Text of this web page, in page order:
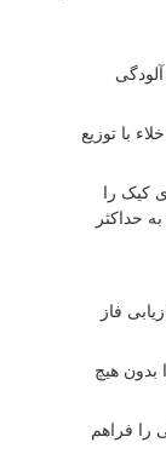
با توزیع
کیک را
حداکثر
فاز
بدون هیچ
را فراهم